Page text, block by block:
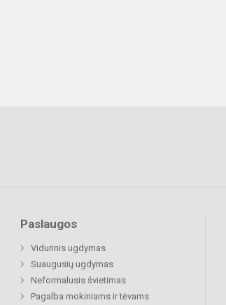
Paslaugos
Vidurinis ugdymas
Suaugusių ugdymas
Neformalusis švietimas
Pagalba mokiniams ir tėvams